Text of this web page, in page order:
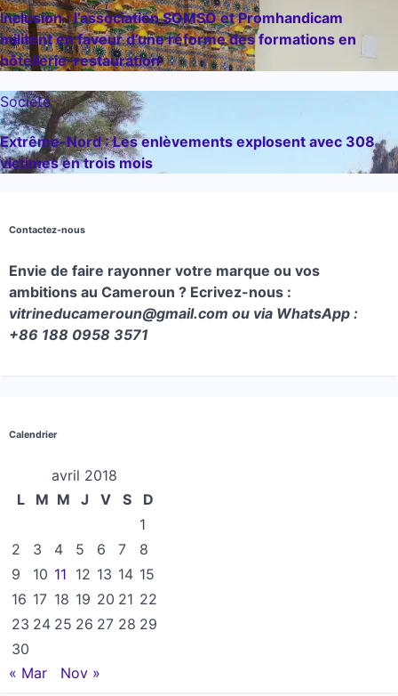
Inclusion : l’association SOMSO et Promhandicam
militent en faveur d’une réforme des formations en
hôtellerie-restauration
Société
Extrême-Nord : Les enlèvements explosent avec 308
victimes en trois mois
Contactez-nous
Envie de faire rayonner votre marque ou vos
ambitions au Cameroun ? Ecrivez-nous :
vitrineducameroun@gmail.com ou via WhatsApp :
+86 188 0958 3571
Calendrier
avril 2018
L
M M J V S
D
1
2
3 4 5 6 7
8
9
10 11 12 13 14 15
16 17 18 19 20 21 22
23 24 25 26 27 28 29
30
« Mar
Nov »